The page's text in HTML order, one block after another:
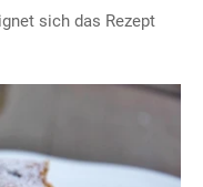
sich das Rezept